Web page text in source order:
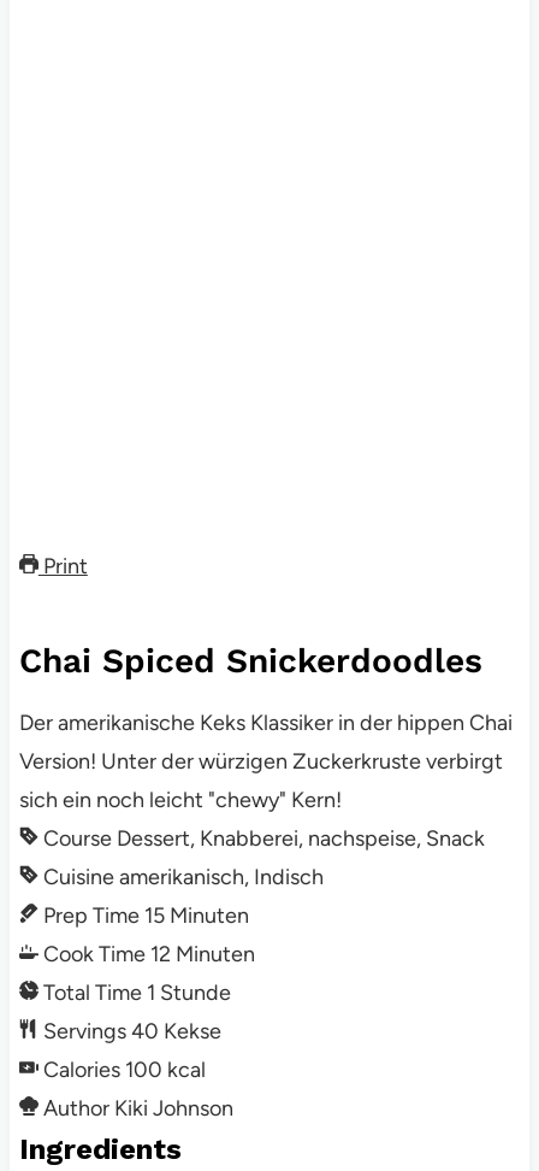
Print
Chai Spiced Snickerdoodles
Der amerikanische Keks Klassiker in der hippen Chai
Version! Unter der würzigen Zuckerkruste verbirgt
sich ein noch leicht "chewy" Kern!
Course Dessert, Knabberei, nachspeise, Snack
Cuisineamerikanisch, Indisch
Prep Time 15 Minuten
Cook Time 12 Minuten
Total Time 1 Stunde
Servings40 Kekse
Calories 100 kcal
Author Kiki Johnson
Ingredients